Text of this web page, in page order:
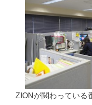
ZIONが関わっている